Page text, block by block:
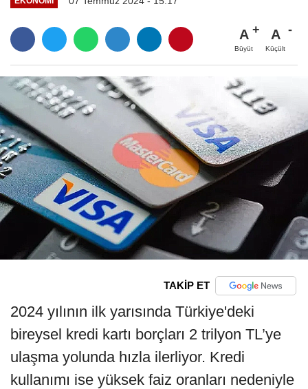
A
Büyüt
A
Küçült
TAKİP ET
2024 yılının ilk yarısında Türkiye'deki
bireysel kredi kartı borçları 2 trilyon TL’ye
ulaşma yolunda hızla ilerliyor. Kredi
kullanımı ise yüksek faiz oranları nedeniyle